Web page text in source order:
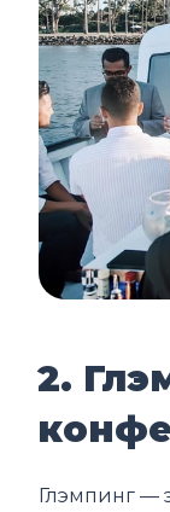
2.
Глэмпинг —